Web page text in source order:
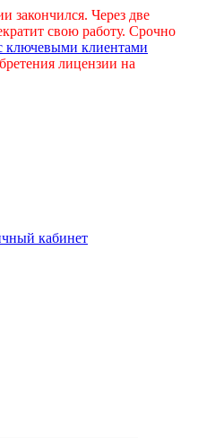
закончился. Через две
свою работу. Срочно
ключевыми клиентами
лицензии на
кабинет